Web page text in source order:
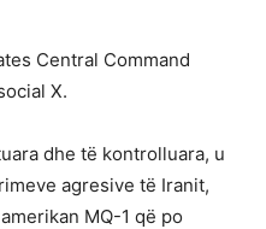
Central Command
X.
dhe të kontrolluara, u
agresive të Iranit,
MQ-1 që po